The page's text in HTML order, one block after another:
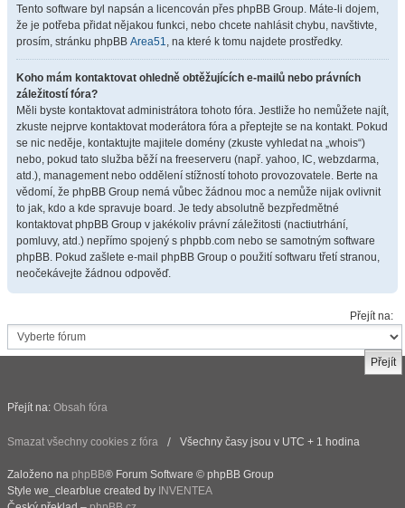
Tento software byl napsán a licencován přes phpBB Group. Máte-li dojem,
že je potřeba přidat nějakou funkci, nebo chcete nahlásit chybu, navštivte,
prosím, stránku phpBB Area51, na které k tomu najdete prostředky.
Koho mám kontaktovat ohledně obtěžujících e-mailů nebo právních
záležitostí fóra?
Měli byste kontaktovat administrátora tohoto fóra. Jestliže ho nemůžete najít,
zkuste nejprve kontaktovat moderátora fóra a přeptejte se na kontakt. Pokud
se nic neděje, kontaktujte majitele domény (zkuste vyhledat na „whois“)
nebo, pokud tato služba běží na freeserveru (např. yahoo, IC, webzdarma,
atd.), management nebo oddělení stížností tohoto provozovatele. Berte na
vědomí, že phpBB Group nemá vůbec žádnou moc a nemůže nijak ovlivnit
to jak, kdo a kde spravuje board. Je tedy absolutně bezpředmětné
kontaktovat phpBB Group v jakékoliv právní záležitosti (nactiutrhání,
pomluvy, atd.) nepřímo spojený s phpbb.com nebo se samotným software
phpBB. Pokud zašlete e-mail phpBB Group o použití softwaru třetí stranou,
neočekávejte žádnou odpověď.
Přejít na:
Přejít na: Obsah fóra
Smazat všechny cookies z fóra Všechny časy jsou v UTC + 1 hodina
Založeno na phpBB® Forum Software © phpBB Group
Style we_clearblue created by INVENTEA